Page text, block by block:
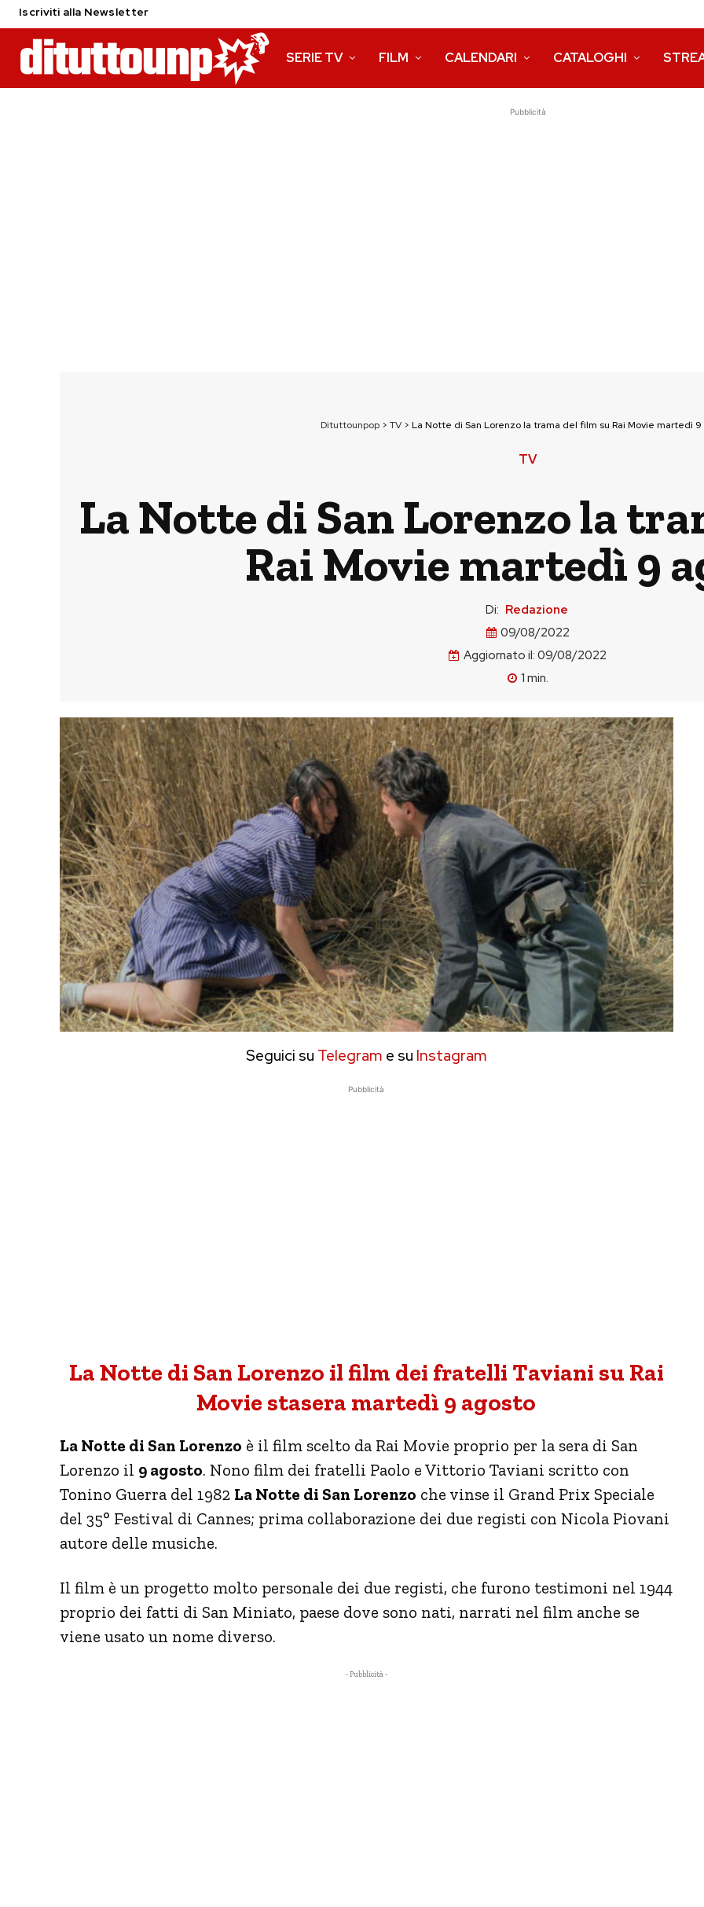
Iscriviti alla Newsletter
SERIE TV FILM CALENDARI CATALOGHI
Pubblicità
Dituttounpop> TV> La Notte di San Lorenzo la trama del film su Rai Movie martedì
TV
La Notte di San Lorenzo la
Rai Movie martedì 9
Di: Redazione
09/08/2022
Aggiornato il: 09/08/2022
1 min.
Seguici su Telegram e su Instagram
Pubblicità
La Notte di San Lorenzo il film dei fratelli Taviani su Rai
Movie stasera martedì 9 agosto
La Notte di San Lorenzo è il film scelto da Rai Movie proprio per la sera di San
Lorenzo il 9 agosto. Nono film dei fratelli Paolo e Vittorio Taviani scritto con
Tonino Guerra del 1982 La Notte di San Lorenzo che vinse il Grand Prix Speciale
del 35° Festival di Cannes; prima collaborazione dei due registi con Nicola Piovani
autore delle musiche.
Il film è un progetto molto personale dei due registi, che furono testimoni nel 1944
proprio dei fatti di San Miniato, paese dove sono nati, narrati nel film anche se
viene usato un nome diverso.
- Pubblicità -